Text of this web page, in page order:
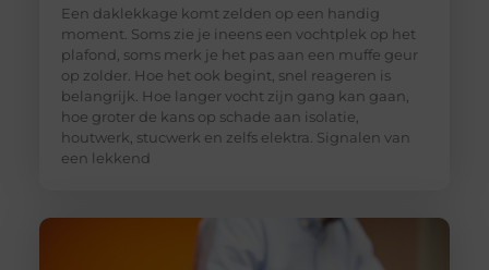
Een daklekkage komt zelden op een handig
moment. Soms zie je ineens een vochtplek op het
plafond, soms merk je het pas aan een muffe geur
op zolder. Hoe het ook begint, snel reageren is
belangrijk. Hoe langer vocht zijn gang kan gaan,
hoe groter de kans op schade aan isolatie,
houtwerk, stucwerk en zelfs elektra. Signalen van
een lekkend